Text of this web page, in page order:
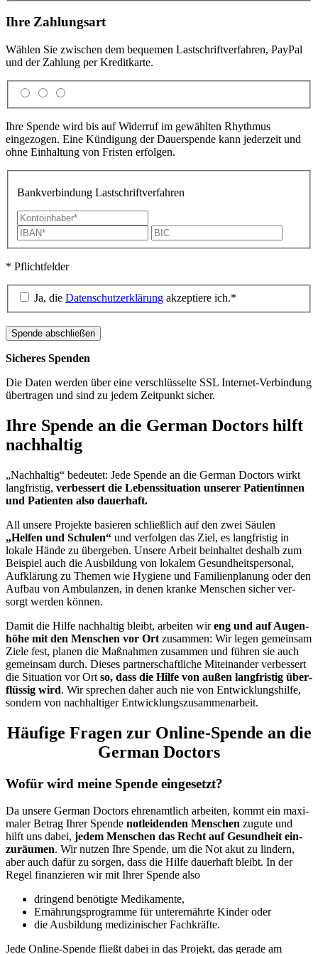
Ihre Zahlungsart
Wählen Sie zwischen dem bequemen Lastschrift­verfahren, PayPal
und der Zahlung per Kreditkarte.
Ihre Spende wird bis auf Widerruf im gewählten Rhythmus
eingezogen. Eine Kündigung der Dauerspende kann jederzeit und
ohne Einhaltung von Fristen erfolgen.
Bankverbindung Lastschriftverfahren
* Pflichtfelder
Ja, die Datenschutzerklärung akzeptiere ich.*
Sicheres Spenden
Die Daten werden über eine verschlüsselte SSL Internet-Verbindung
übertragen und sind zu jedem Zeitpunkt sicher.
Ihre Spende an die German Doctors hilft
nach­haltig
„Nachhaltig“ bedeutet: Jede Spende an die German Doctors wirkt
lang­fristig, verbessert die Lebens­situation unserer Patientinnen
und Patienten also dauer­haft.
All unsere Projekte basieren schließlich auf den zwei Säulen
„Helfen und Schulen“ und ver­folgen das Ziel, es lang­fristig in
lokale Hände zu über­geben. Unsere Arbeit bein­haltet deshalb zum
Beispiel auch die Aus­bildung von lokalem Gesundheits­personal,
Auf­klärung zu Themen wie Hygiene und Familien­planung oder den
Auf­bau von Ambulanzen, in denen kranke Menschen sicher ver­
sorgt werden können.
Damit die Hilfe nach­haltig bleibt, arbeiten wireng und auf Augen­
höhe mit den Menschen vor Ort zusammen: Wir legen gemeinsam
Ziele fest, planen die Maß­nahmen zusammen und führen sie auch
gemeinsam durch. Dieses partnerschaftliche Mit­einander verbessert
die Situation vor Ort so, dass die Hilfe von außen lang­fristig über­
flüssig wird. Wir sprechen daher auch nie von Entwicklungs­hilfe,
sondern von nach­haltiger Entwicklungs­zusammen­arbeit.
Häufige Fragen zur Online-Spende an die
German Doctors
Wo­für wird meine Spende ein­ge­setzt?
Da unsere German Doctors ehren­amtlich arbeiten, kommt ein maxi­
maler Betrag Ihrer Spende not­leidenden Menschen zu­gute und
hilft uns dabei, jedem Menschen das Recht auf Gesund­heit ein­
zu­räumen. Wir nutzen Ihre Spende, um die Not akut zu lindern,
aber auch da­für zu sorgen, dass die Hilfe dauer­haft bleibt. In der
Regel finanzieren wir mit Ihrer Spende also
dringend benötigte Medi­kamente,
Ernährungs­programme für unter­ernährte Kinder oder
die Aus­bildung medi­zinischer Fach­kräfte.
Jede Online-Spende fließt da­bei in das Projekt, das gerade am